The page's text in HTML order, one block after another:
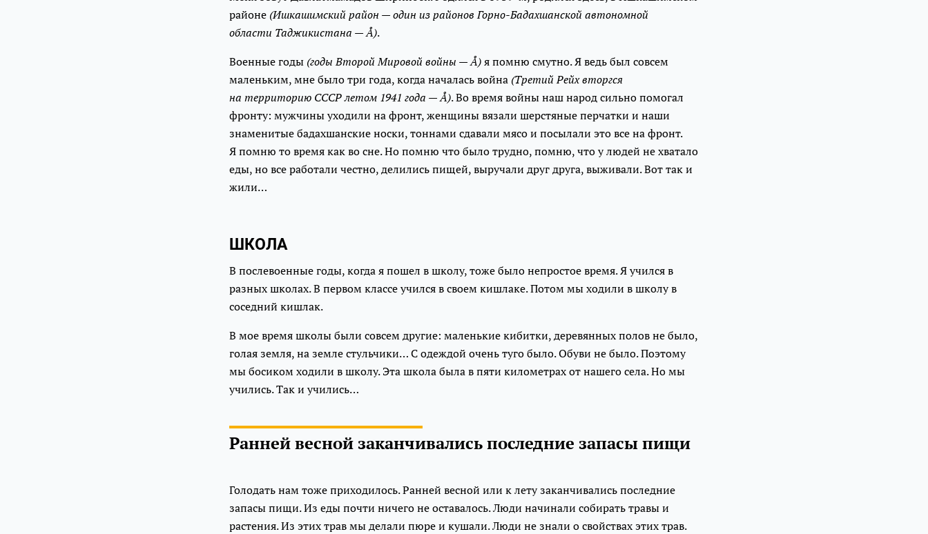
районе (Ишкашимский район — один из районов Горно-Бадахшанской автономной
области Таджикистана — Å).
Военные годы (годы Второй Мировой войны — Å)я помню смутно. Я ведь был совсем
маленьким, мне было три года, когда началась война (Третий Рейх вторгся
на территорию СССР летом 1941 года — Å). Во время войны наш народ сильно помогал
фронту: мужчины уходили на фронт, женщины вязали шерстяные перчатки и наши
знаменитые бадахшанские носки, тоннами сдавали мясо и посылали это все на фронт.
Я помню то время как во сне. Но помню что было трудно, помню, что у людей не хватало
еды, но все работали честно, делились пищей, выручали друг друга, выживали. Вот так и
жили…
ШКОЛА
В послевоенные годы, когда я пошел в школу, тоже было непростое время. Я учился в
разных школах. В первом классе учился в своем кишлаке. Потом мы ходили в школу в
соседний кишлак.
В мое время школы были совсем другие: маленькие кибитки, деревянных полов не было,
голая земля, на земле стульчики… С одеждой очень туго было. Обуви не было. Поэтому
мы босиком ходили в школу. Эта школа была в пяти километрах от нашего села. Но мы
учились. Так и учились…
Ранней весной заканчивались последние запасы пищи
Голодать нам тоже приходилось. Ранней весной или к лету заканчивались последние
запасы пищи. Из еды почти ничего не оставалось. Люди начинали собирать травы и
растения. Из этих трав мы делали пюре и кушали. Люди не знали о свойствах этих трав.